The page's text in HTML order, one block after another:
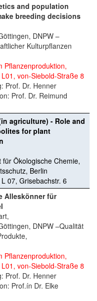
and population
breeding decisions
DNPW –
Kulturpflanzen
Pflanzenproduktion,
von-Siebold-Straße 8
Prof. Dr. Henner
Prof. Dr. Reimund
agriculture) - Role and
for plant
Ökologische Chemie,
Berlin
07, Grisebachstr. 6
Alleskönner für
DNPW –Qualität
Pflanzenproduktion,
von-Siebold-Straße 8
Prof. Dr. Henner
Prof.ín Dr. Elke